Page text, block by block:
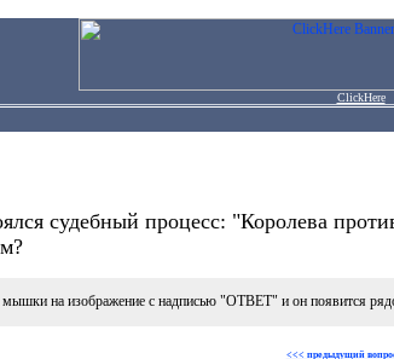
ClickHere
судебный процесс: "Королева
мышки на изображение с надписью "ОТВЕТ" и он появится
<<< предыдущий